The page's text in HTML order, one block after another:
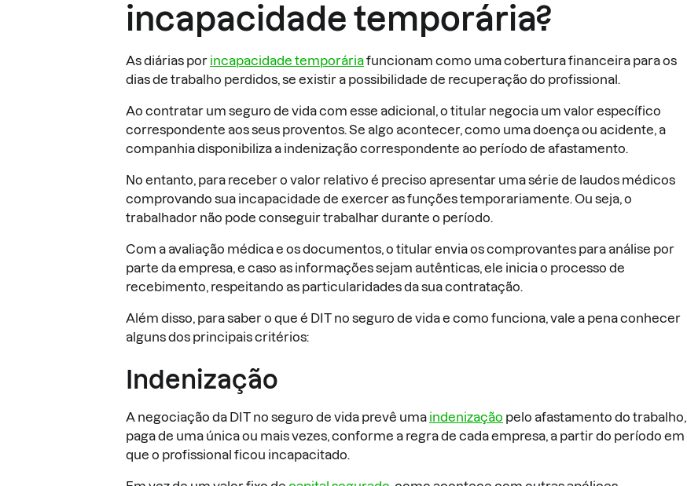
incapacidade temporária?
As diárias por incapacidade temporáriafuncionam como uma cobertura financeira para os
dias de trabalho perdidos, se existir a possibilidade de recuperação do profissional.
Ao contratar um seguro de vida com esse adicional, o titular negocia um valor específico
correspondente aos seus proventos. Se algo acontecer, como uma doença ou acidente, a
companhia disponibiliza a indenização correspondente ao período de afastamento.
No entanto, para receber o valor relativo é preciso apresentar uma série de laudos médicos
comprovando sua incapacidade de exercer as funções temporariamente. Ou seja, o
trabalhador não pode conseguir trabalhar durante o período.
Com a avaliação médica e os documentos, o titular envia os comprovantes para análise por
parte da empresa, e caso as informações sejam autênticas, ele inicia o processo de
recebimento, respeitando as particularidades da sua contratação.
Além disso, para saber o que é DIT no seguro de vida e como funciona, vale a pena conhecer
alguns dos principais critérios:
Indenização
A negociação da DIT no seguro de vida prevê uma indenização pelo afastamento do trabalho,
paga de uma única ou mais vezes, conforme a regra de cada empresa, a partir do período em
que o profissional ficou incapacitado.